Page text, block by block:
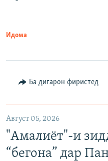
Идома
Ба дигарон фиристед
Август 05, 2026
"Амалиёт"-и
“бегона” дар